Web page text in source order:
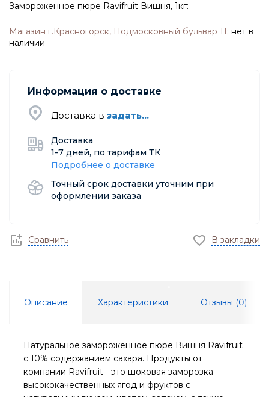
Замороженное пюре Ravifruit Вишня, 1кг:
Магазин г.Красногорск, Подмосковный бульвар 11: нет в
наличии
Информация о доставке
Доставка в задать...
Доставка
1-7 дней, по тарифам ТК
Подробнее о доставке
Точный срок доставки уточним при
оформлении заказа
Сравнить В закладки
Описание Характеристики Отзывы (0)
Натуральное замороженное пюре Вишня Ravifruit
с 10% содержанием сахара. Продукты от
компании Ravifruit - это шоковая заморозка
высококачественных ягод и фруктов с